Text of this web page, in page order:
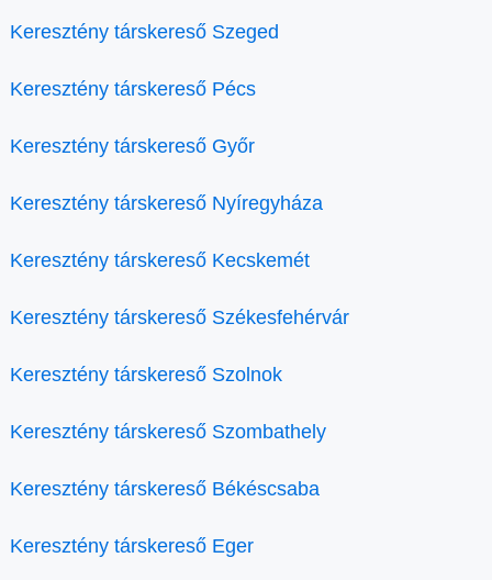
Keresztény társkereső Szeged
Keresztény társkereső Pécs
Keresztény társkereső Győr
Keresztény társkereső Nyíregyháza
Keresztény társkereső Kecskemét
Keresztény társkereső Székesfehérvár
Keresztény társkereső Szolnok
Keresztény társkereső Szombathely
Keresztény társkereső Békéscsaba
Keresztény társkereső Eger